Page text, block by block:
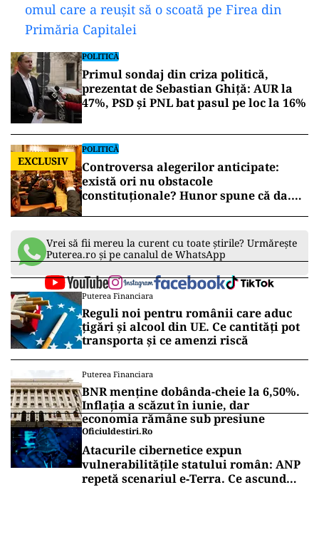
omul care a reușit să o scoată pe Firea din
Primăria Capitalei
POLITICĂ
Primul sondaj din criza politică,
prezentat de Sebastian Ghiță: AUR la
47%, PSD și PNL bat pasul pe loc la 16%
EXCLUSIV
POLITICĂ
Controversa alegerilor anticipate:
există ori nu obstacole
constituționale? Hunor spune că da.
Vrei să fii mereu la curent cu toate știrile? Urmărește
Puterea.ro și pe canalul de WhatsApp
Puterea Financiara
Reguli noi pentru românii care aduc
țigări și alcool din UE. Ce cantități pot
transporta și ce amenzi riscă
Puterea Financiara
BNR menține dobânda-cheie la 6,50%.
Inflația a scăzut în iunie, dar
economia rămâne sub presiune
Oficiuldestiri.ro
Atacurile cibernetice expun
vulnerabilitățile statului român: ANP
repetă scenariul e‑Terra. Ce ascund